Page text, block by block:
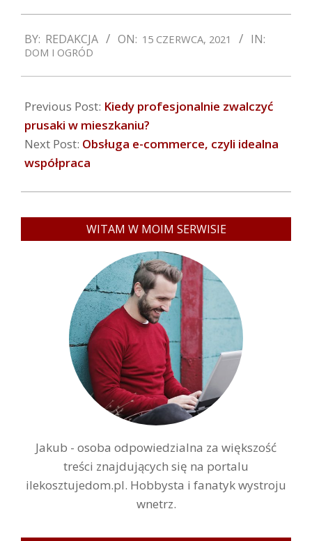
06-
15
BY: REDAKCJA ON: 15 CZERWCA, 2021 IN:
DOM I OGRÓD
Previous Post: Kiedy profesjonalnie zwalczyć
prusaki w mieszkaniu?
Next Post: Obsługa e-commerce, czyli idealna
współpraca
WITAM W MOIM SERWISIE
Jakub - osoba odpowiedzialna za większość
treści znajdujących się na portalu
ilekosztujedom.pl. Hobbysta i fanatyk wystroju
wnetrz.